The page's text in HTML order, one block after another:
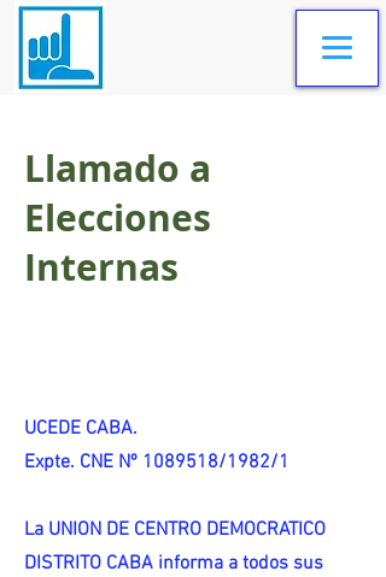
Llamado a
Elecciones
Internas
UCEDE CABA.
Expte. CNE Nº 1089518/1982/1
La UNION DE CENTRO DEMOCRATICO
DISTRITO CABA informa a todos sus